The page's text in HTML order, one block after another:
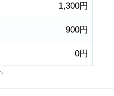
1,300円
900円
0円